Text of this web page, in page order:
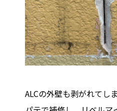
ALCの外壁も剥がれてし